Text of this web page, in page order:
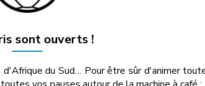
sont ouverts !
du Sud… Pour être sûr d'animer